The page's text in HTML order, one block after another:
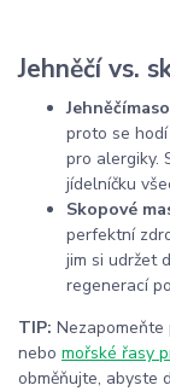
Jehněčí vs.
Jehněčímaso
proto se
pro alergiky.
jídelníčku
Skopové
perfektní
jim si udržet
regenerací
TIP: Nezapomeňte
nebo mořské řasy
obměňujte, abyste